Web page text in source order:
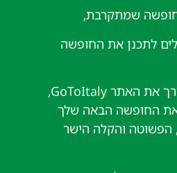
שמתקרבת,
לתכנן את החופשה
זו הסיבה שהקמנו עבורך את האתר GoToItaly,
את החופשה הבאה שלך
הפשוטה והקלה הישר